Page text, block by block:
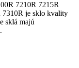
7210R 7215R
7310R je sklo kvality
sklá majú